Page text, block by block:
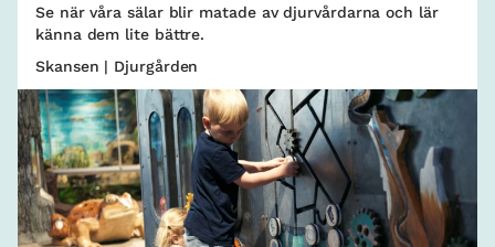
Se när våra sälar blir matade av djurvårdarna och lär
känna dem lite bättre.
Skansen | Djurgården